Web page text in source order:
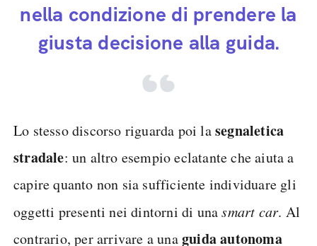
nella condizione di prendere la
giusta decisione alla guida.
Lo stesso discorso riguarda poi lasegnaletica
stradale: un altro esempio eclatante che aiuta a
capire quanto non sia sufficiente individuare gli
oggetti presenti nei dintorni di unasmart car. Al
contrario, per arrivare a unaguida autonoma